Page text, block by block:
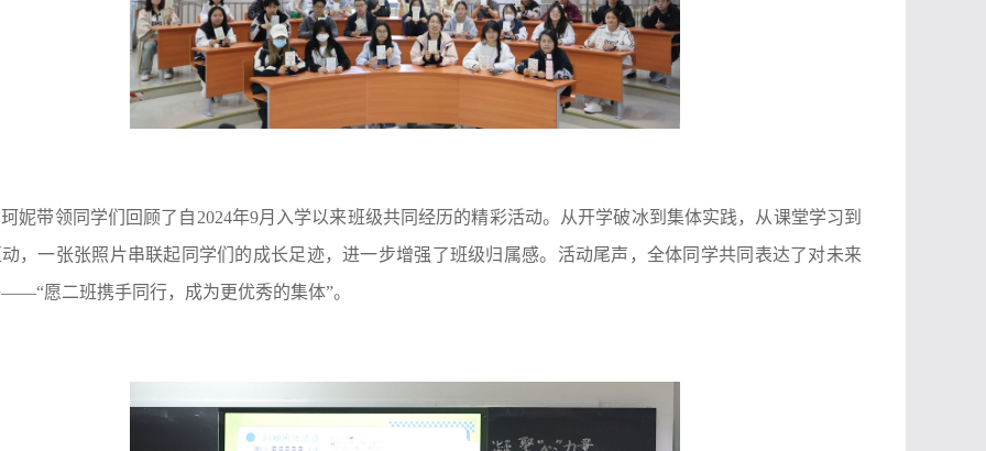
妮带领同学们回顾了自2024年9月入学以来班级共同经历的精彩活动。从开学破冰到集体实践，从课堂学习到
，一张张照片串联起同学们的成长足迹，进一步增强了班级归属感。活动尾声，全体同学共同表达了对未来
愿二班携手同行，成为更优秀的集体”。